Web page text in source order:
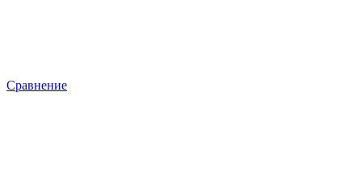
Сравнение